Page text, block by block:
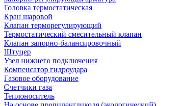
Головка термостатическая
Кран шаровой
Клапан терморегулирующий
Термостатический смесительный клапан
Клапан запорно-балансировочный
Штуцер
Узел нижнего подключения
Компенсатор гидроудара
Газовое оборудование
Счетчики газа
Теплоноситель